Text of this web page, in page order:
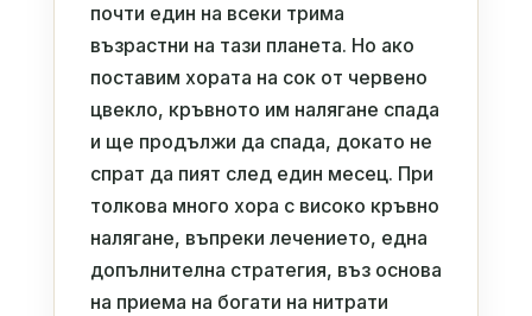
почти един на всеки трима
възрастни на тази планета. Но ако
поставим хората на сок от червено
цвекло, кръвното им налягане спада
и ще продължи да спада, докато не
спрат да пият след един месец. При
толкова много хора с високо кръвно
налягане, въпреки лечението, една
допълнителна стратегия, въз основа
на приема на богати на нитрати